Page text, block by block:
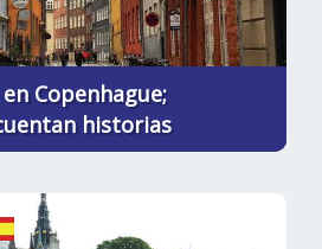
Copenhague;
historias